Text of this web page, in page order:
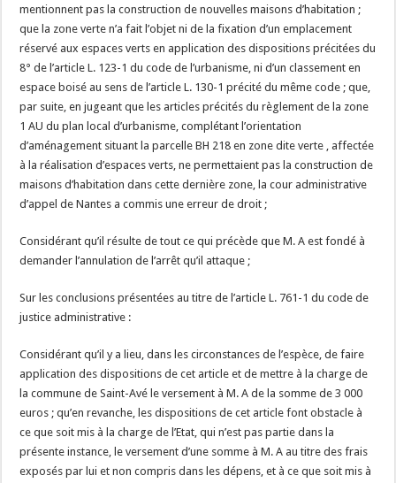
mentionnent pas la construction de nouvelles maisons d’habitation ;
que la zone verte n’a fait l’objet ni de la fixation d’un emplacement
réservé aux espaces verts en application des dispositions précitées du
8° de l’article L. 123-1 du code de l’urbanisme, ni d’un classement en
espace boisé au sens de l’article L. 130-1 précité du même code ; que,
par suite, en jugeant que les articles précités du règlement de la zone
1 AU du plan local d’urbanisme, complétant l’orientation
d’aménagement situant la parcelle BH 218 en zone dite verte , affectée
à la réalisation d’espaces verts, ne permettaient pas la construction de
maisons d’habitation dans cette dernière zone, la cour administrative
d’appel de Nantes a commis une erreur de droit ;
Considérant qu’il résulte de tout ce qui précède que M. A est fondé à
demander l’annulation de l’arrêt qu’il attaque ;
Sur les conclusions présentées au titre de l’article L. 761-1 du code de
justice administrative :
Considérant qu’il y a lieu, dans les circonstances de l’espèce, de faire
application des dispositions de cet article et de mettre à la charge de
la commune de Saint-Avé le versement à M. A de la somme de 3 000
euros ; qu’en revanche, les dispositions de cet article font obstacle à
ce que soit mis à la charge de l’Etat, qui n’est pas partie dans la
présente instance, le versement d’une somme à M. A au titre des frais
exposés par lui et non compris dans les dépens, et à ce que soit mis à